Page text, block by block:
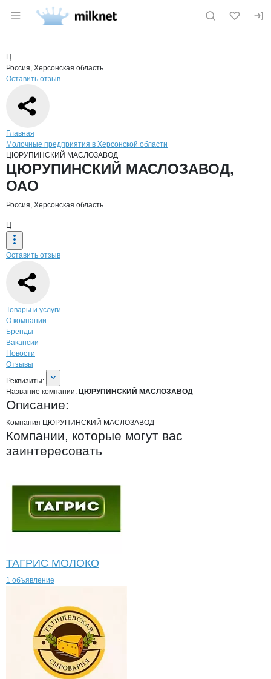
Раздел навигации по сайту milknet.ru
Страница компании
Страница компании
Краткая информация о компании
Ц
Россия, Херсонская область
Оставить отзыв
Навигация по сайту
Главная
Молочные предприятия в Херсонской области
ЦЮРУПИНСКИЙ МАСЛОЗАВОД
Основная информация о компании
ЦЮРУПИНСКИЙ МАСЛОЗАВОД,
ОАО
Россия, Херсонская область
Ц
Оставить отзыв
Навигация по странице
Товары и услуги
О компании
Бренды
Вакансии
Новости
Отзывы
О компании
Реквизиты
Реквизиты:
Название компании: ЦЮРУПИНСКИЙ МАСЛОЗАВОД
Описание:
Компания ЦЮРУПИНСКИЙ МАСЛОЗАВОД
Компании, которые могут вас
заинтересовать
ТАГРИС МОЛОКО
1 объявление